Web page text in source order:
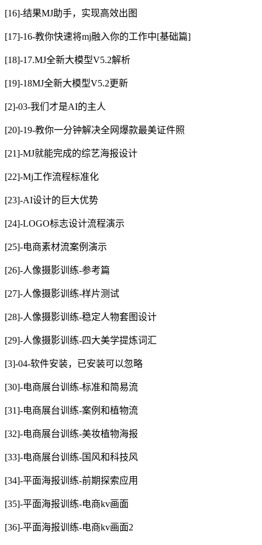
[16]-结果MJ助手，实现高效出图
[17]-16-教你快速将mj融入你的工作中[基础篇]
[18]-17.MJ全新大模型V5.2解析
[19]-18MJ全新大模型V5.2更新
[2]-03-我们才是AI的主人
[20]-19-教你一分钟解决全网爆款最美证件照
[21]-MJ就能完成的综艺海报设计
[22]-Mj工作流程标准化
[23]-AI设计的巨大优势
[24]-LOGO标志设计流程演示
[25]-电商素材流案例演示
[26]-人像摄影训练-参考篇
[27]-人像摄影训练-样片测试
[28]-人像摄影训练-稳定人物套图设计
[29]-人像摄影训练-四大美学提炼词汇
[3]-04-软件安装，已安装可以忽略
[30]-电商展台训练-标准和简易流
[31]-电商展台训练-案例和植物流
[32]-电商展台训练-美妆植物海报
[33]-电商展台训练-国风和科技风
[34]-平面海报训练-前期探索应用
[35]-平面海报训练-电商kv画面
[36]-平面海报训练-电商kv画面2